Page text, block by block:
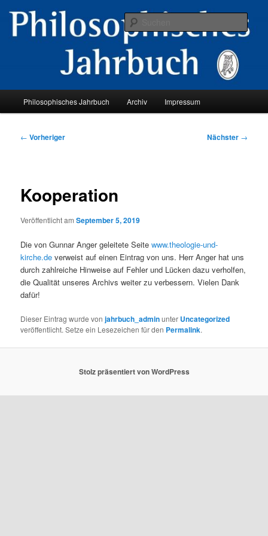
primären
Philosophisches Jahrbuch Archiv Impressum
Beitragsnavigation
← Vorheriger Nächster →
Kooperation
Veröffentlicht amSeptember 5, 2019
Die von Gunnar Anger geleitete Seitewww.theologie-und-
kirche.de verweist auf einen Eintrag von uns. Herr Anger hat uns
durch zahlreiche Hinweise auf Fehler und Lücken dazu verholfen,
die Qualität unseres Archivs weiter zu verbessern. Vielen Dank
dafür!
Dieser Eintrag wurde vonjahrbuch_adminunter Uncategorized
veröffentlicht. Setze ein Lesezeichen für den Permalink.
Stolz präsentiert von WordPress